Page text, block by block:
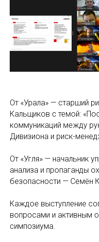
От «Урала» — старший
Кальщиков с темой:
коммуникаций между
Дивизиона и риск-
От «Угля» — начальник
анализа и пропаганды
безопасности — Семён
Каждое выступление
вопросами и активным
симпозиума.